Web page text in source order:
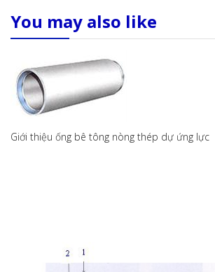
You may also like
Giới thiệu ống bê tông nòng thép dự ứng lực